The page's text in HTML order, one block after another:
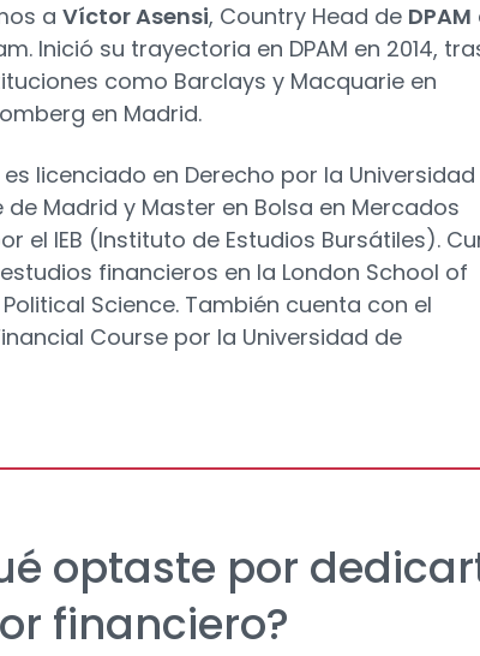
a Víctor Asensi, Country Head de DPAM
Inició su trayectoria en DPAM en 2014,
como Barclays y Macquarie en
en Madrid.
licenciado en Derecho por la Universidad
Madrid y Master en Bolsa en Mercados
el IEB (Instituto de Estudios Bursátiles).
financieros en la London School of
Science. También cuenta con el
Course por la Universidad de
optaste por
financiero?